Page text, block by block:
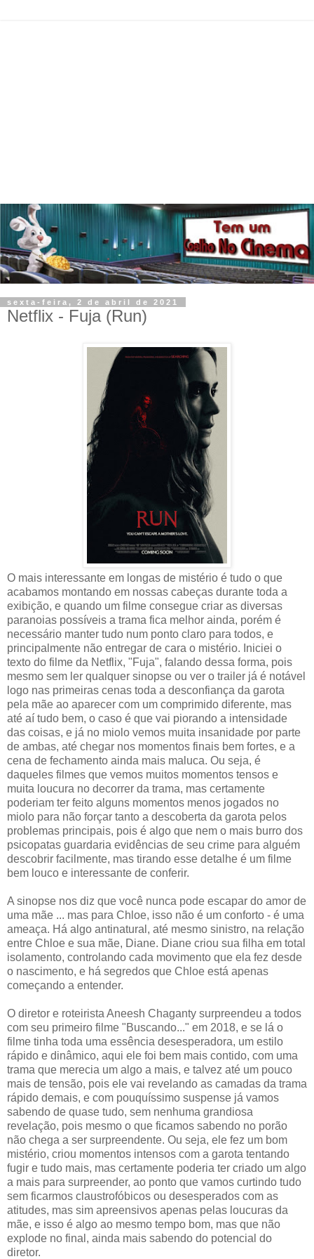
sexta-feira, 2 de abril de 2021
Netflix - Fuja (Run)
O mais interessante em longas de mistério é tudo o que
acabamos montando em nossas cabeças durante toda a
exibição, e quando um filme consegue criar as diversas
paranoias possíveis a trama fica melhor ainda, porém é
necessário manter tudo num ponto claro para todos, e
principalmente não entregar de cara o mistério. Iniciei o
texto do filme da Netflix, "Fuja", falando dessa forma, pois
mesmo sem ler qualquer sinopse ou ver o trailer já é notável
logo nas primeiras cenas toda a desconfiança da garota
pela mãe ao aparecer com um comprimido diferente, mas
até aí tudo bem, o caso é que vai piorando a intensidade
das coisas, e já no miolo vemos muita insanidade por parte
de ambas, até chegar nos momentos finais bem fortes, e a
cena de fechamento ainda mais maluca. Ou seja, é
daqueles filmes que vemos muitos momentos tensos e
muita loucura no decorrer da trama, mas certamente
poderiam ter feito alguns momentos menos jogados no
miolo para não forçar tanto a descoberta da garota pelos
problemas principais, pois é algo que nem o mais burro dos
psicopatas guardaria evidências de seu crime para alguém
descobrir facilmente, mas tirando esse detalhe é um filme
bem louco e interessante de conferir.
A sinopse nos diz que você nunca pode escapar do amor de
uma mãe ... mas para Chloe, isso não é um conforto - é uma
ameaça. Há algo antinatural, até mesmo sinistro, na relação
entre Chloe e sua mãe, Diane. Diane criou sua filha em total
isolamento, controlando cada movimento que ela fez desde
o nascimento, e há segredos que Chloe está apenas
começando a entender.
O diretor e roteirista Aneesh Chaganty surpreendeu a todos
com seu primeiro filme "Buscando..." em 2018, e se lá o
filme tinha toda uma essência desesperadora, um estilo
rápido e dinâmico, aqui ele foi bem mais contido, com uma
trama que merecia um algo a mais, e talvez até um pouco
mais de tensão, pois ele vai revelando as camadas da trama
rápido demais, e com pouquíssimo suspense já vamos
sabendo de quase tudo, sem nenhuma grandiosa
revelação, pois mesmo o que ficamos sabendo no porão
não chega a ser surpreendente. Ou seja, ele fez um bom
mistério, criou momentos intensos com a garota tentando
fugir e tudo mais, mas certamente poderia ter criado um algo
a mais para surpreender, ao ponto que vamos curtindo tudo
sem ficarmos claustrofóbicos ou desesperados com as
atitudes, mas sim apreensivos apenas pelas loucuras da
mãe, e isso é algo ao mesmo tempo bom, mas que não
explode no final, ainda mais sabendo do potencial do
diretor.